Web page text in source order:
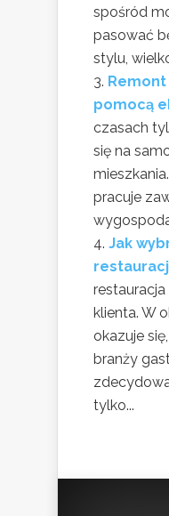
spośród
pasować
stylu,
Remont
pomocą
czasach
się na
pracuje
Jak
klienta. W
okazuje
branży
tylko...